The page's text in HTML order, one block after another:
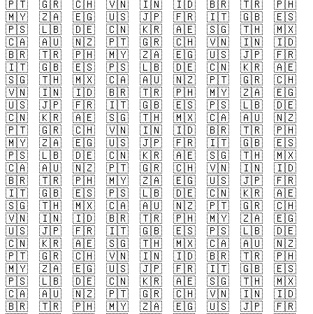
🇵🇹
🇬🇷 🇨🇭 🇻🇳 🇮🇳 🇮🇩 🇧🇷 🇹🇷
🇵🇭
🇲🇾
🇿🇦 🇪🇬 🇺🇸 🇯🇵 🇫🇷 🇮🇹 🇬🇧
🇪🇸
🇵🇸
🇱🇧 🇩🇪 🇨🇳 🇰🇷 🇦🇪 🇸🇬 🇹🇭
🇲🇽
🇨🇦
🇦🇺 🇳🇿 🇵🇹 🇬🇷 🇨🇭 🇻🇳 🇮🇳
🇮🇩
🇧🇷
🇹🇷 🇵🇭 🇲🇾 🇿🇦 🇪🇬 🇺🇸 🇯🇵
🇫🇷
🇮🇹
🇬🇧 🇪🇸 🇵🇸 🇱🇧 🇩🇪 🇨🇳 🇰🇷
🇦🇪
🇸🇬
🇹🇭 🇲🇽 🇨🇦 🇦🇺 🇳🇿 🇵🇹 🇬🇷
🇨🇭
🇻🇳
🇮🇳 🇮🇩 🇧🇷 🇹🇷 🇵🇭 🇲🇾 🇿🇦
🇪🇬
🇺🇸
🇯🇵 🇫🇷 🇮🇹 🇬🇧 🇪🇸 🇵🇸 🇱🇧
🇩🇪
🇨🇳
🇰🇷 🇦🇪 🇸🇬 🇹🇭 🇲🇽 🇨🇦 🇦🇺
🇳🇿
🇵🇹
🇬🇷 🇨🇭 🇻🇳 🇮🇳 🇮🇩 🇧🇷 🇹🇷
🇵🇭
🇲🇾
🇿🇦 🇪🇬 🇺🇸 🇯🇵 🇫🇷 🇮🇹 🇬🇧
🇪🇸
🇵🇸
🇱🇧 🇩🇪 🇨🇳 🇰🇷 🇦🇪 🇸🇬 🇹🇭
🇲🇽
🇨🇦
🇦🇺 🇳🇿 🇵🇹 🇬🇷 🇨🇭 🇻🇳 🇮🇳
🇮🇩
🇧🇷
🇹🇷 🇵🇭 🇲🇾 🇿🇦 🇪🇬 🇺🇸 🇯🇵
🇫🇷
🇮🇹
🇬🇧 🇪🇸 🇵🇸 🇱🇧 🇩🇪 🇨🇳 🇰🇷
🇦🇪
🇸🇬
🇹🇭 🇲🇽 🇨🇦 🇦🇺 🇳🇿 🇵🇹 🇬🇷
🇨🇭
🇻🇳
🇮🇳 🇮🇩 🇧🇷 🇹🇷 🇵🇭 🇲🇾 🇿🇦
🇪🇬
🇺🇸
🇯🇵 🇫🇷 🇮🇹 🇬🇧 🇪🇸 🇵🇸 🇱🇧
🇩🇪
🇨🇳
🇰🇷 🇦🇪 🇸🇬 🇹🇭 🇲🇽 🇨🇦 🇦🇺
🇳🇿
🇵🇹
🇬🇷 🇨🇭 🇻🇳 🇮🇳 🇮🇩 🇧🇷 🇹🇷
🇵🇭
🇲🇾
🇿🇦 🇪🇬 🇺🇸 🇯🇵 🇫🇷 🇮🇹 🇬🇧
🇪🇸
🇵🇸
🇱🇧 🇩🇪 🇨🇳 🇰🇷 🇦🇪 🇸🇬 🇹🇭
🇲🇽
🇨🇦
🇦🇺 🇳🇿 🇵🇹 🇬🇷 🇨🇭 🇻🇳 🇮🇳
🇮🇩
🇧🇷
🇹🇷 🇵🇭 🇲🇾 🇿🇦 🇪🇬 🇺🇸 🇯🇵
🇫🇷